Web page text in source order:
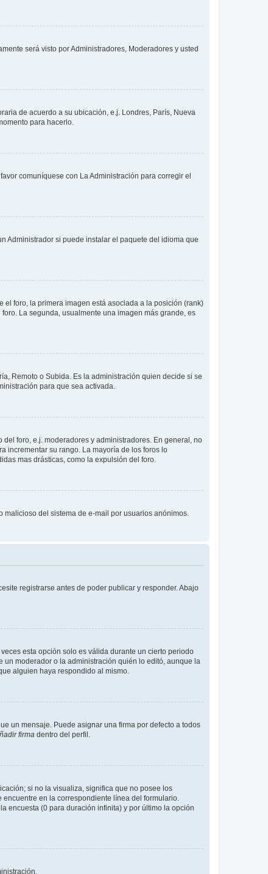
será visto por Administradores, Moderadores y usted
de acuerdo a su ubicación, e.j. Londres, París, Nueva
para hacerlo.
comuníquese con La Administración para corregir el
Administrador si puede instalar el paquete del idioma que
foro, la primera imagen está asociada a la posición (rank)
La segunda, usualmente una imagen más grande, es
Remoto o Subida. Es la administración quien decide si se
para que sea activada.
foro, e.j. moderadores y administradores. En general, no
incrementar su rango. La mayoría de los foros lo
mas drásticas, como la expulsión del foro.
del sistema de e-mail por usuarios anónimos.
registrarse antes de poder publicar y responder. Abajo
esta opción solo es válida durante un cierto periodo
moderador o la administración quién lo editó, aunque la
alguien haya respondido al mismo.
un mensaje. Puede asignar una firma por defecto a todos
firma dentro del perfil.
si no la visualiza, significa que no posee los
en la correspondiente línea del formulario.
encuesta (0 para duración infinita) y por último la opción